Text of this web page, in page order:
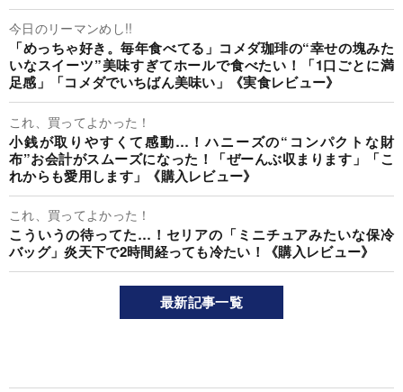
今日のリーマンめし!!
「めっちゃ好き。毎年食べてる」コメダ珈琲の“幸せの塊みた
いなスイーツ”美味すぎてホールで食べたい！「1口ごとに満
足感」「コメダでいちばん美味い」《実食レビュー》
これ、買ってよかった！
小銭が取りやすくて感動…！ハニーズの“コンパクトな財
布”お会計がスムーズになった！「ぜーんぶ収まります」「こ
れからも愛用します」《購入レビュー》
これ、買ってよかった！
こういうの待ってた…！セリアの「ミニチュアみたいな保冷
バッグ」炎天下で2時間経っても冷たい！《購入レビュー》
最新記事一覧